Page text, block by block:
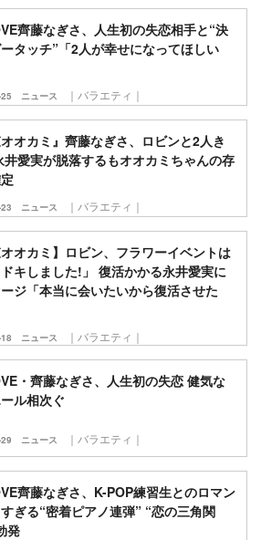
齊藤なぎさ、人生初の失恋相手と“決
タッチ”「2人が幸せになってほしい
ニュース ｜バラエティ｜
オオカミ』齊藤なぎさ、ロビンと2人き
井愛実が脱落するもオオカミちゃんの存
ニュース ｜バラエティ｜
オオカミ】ロビン、フラワーイベントは
ドキしました!」 復活かかる永井愛実に
ジ「本当に会いたいから復活させた
ニュース ｜バラエティ｜
・齊藤なぎさ、人生初の失恋 健気な
ル相次ぐ
ニュース ｜バラエティ｜
齊藤なぎさ、K-POP練習生とのロマン
ぎる“密着ピアノ連弾” “恋の三角関
発